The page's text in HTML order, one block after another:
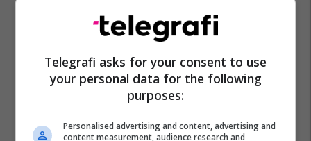
Telegrafi asks for your consent to use
your personal data for the following
purposes:
Personalised advertising and content, advertising and
content measurement, audience research and